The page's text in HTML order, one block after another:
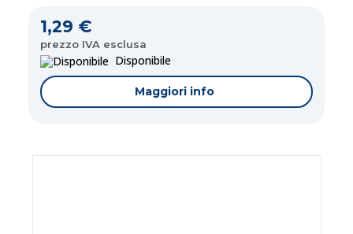
1,29 €
prezzo IVA esclusa
Disponibile
Maggiori info